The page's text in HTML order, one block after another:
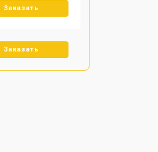
Заказать
Заказать